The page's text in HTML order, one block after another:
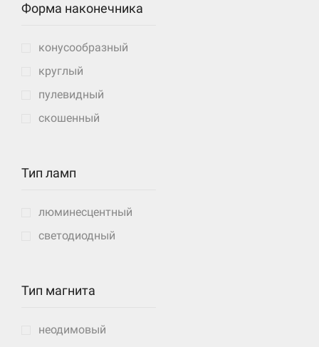
Форма наконечника
конусообразный
круглый
пулевидный
скошенный
Тип ламп
люминесцентный
светодиодный
Тип магнита
неодимовый